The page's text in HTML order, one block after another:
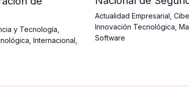
y Tecnología,
, Internacional ,
Actualidad Empresarial
Innovación Tecnológica
Software